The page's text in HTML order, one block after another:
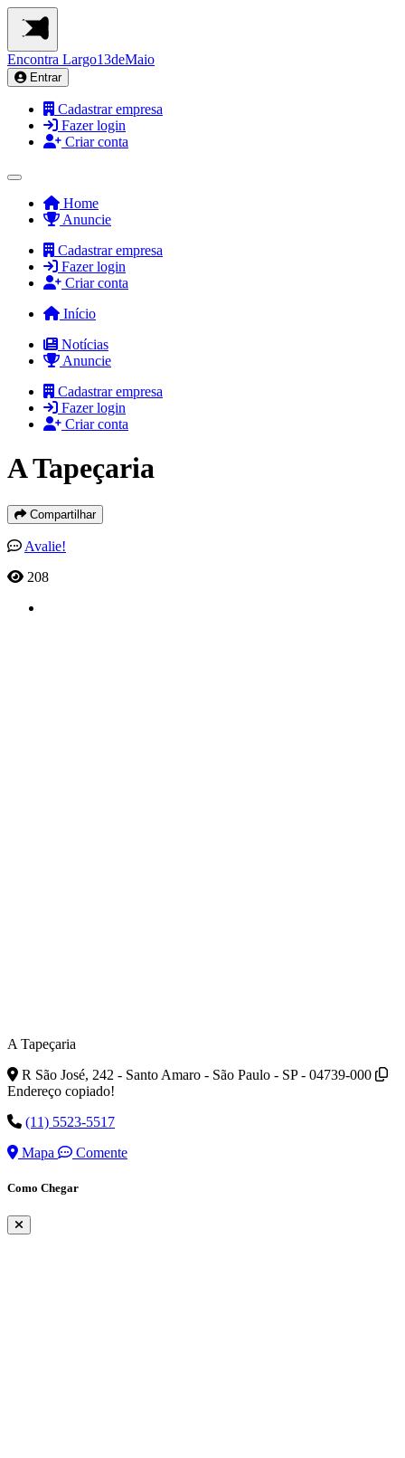
Encontra Largo13deMaio
Entrar
Cadastrar empresa
Fazer login
Criar conta
Home
Anuncie
Cadastrar empresa
Fazer login
Criar conta
Início
Notícias
Anuncie
Cadastrar empresa
Fazer login
Criar conta
A Tapeçaria
Compartilhar
Avalie!
208
A Tapeçaria
R São José, 242 - Santo Amaro - São Paulo - SP - 04739-000
Endereço copiado!
(11) 5523-5517
Mapa
Comente
Como Chegar